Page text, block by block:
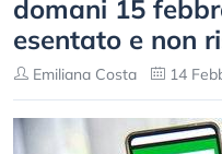
domani 15
esentato e non
Emiliana Costa 14